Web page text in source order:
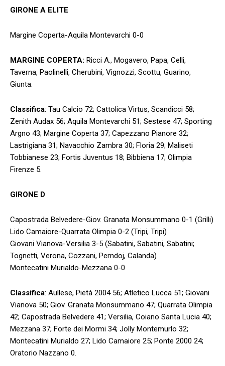
GIRONE A ELITE
Margine Coperta-Aquila Montevarchi 0-0
MARGINE COPERTA: Ricci A., Mogavero, Papa, Celli,
Taverna, Paolinelli, Cherubini, Vignozzi, Scottu, Guarino,
Giunta.
Classifica: Tau Calcio 72; Cattolica Virtus, Scandicci 58;
Zenith Audax 56; Aquila Montevarchi 51; Sestese 47; Sporting
Argno 43; Margine Coperta 37; Capezzano Pianore 32;
Lastrigiana 31; Navacchio Zambra 30; Floria 29; Maliseti
Tobbianese 23; Fortis Juventus 18; Bibbiena 17; Olimpia
Firenze 5.
GIRONE D
Capostrada Belvedere-Giov. Granata Monsummano 0-1 (Grilli)
Lido Camaiore-Quarrata Olimpia 0-2 (Tripi, Tripi)
Giovani Vianova-Versilia 3-5 (Sabatini, Sabatini, Sabatini;
Tognetti, Verona, Cozzani, Perndoj, Calanda)
Montecatini Murialdo-Mezzana 0-0
Classifica: Aullese, Pietà 2004 56; Atletico Lucca 51; Giovani
Vianova 50; Giov. Granata Monsummano 47; Quarrata Olimpia
42; Capostrada Belvedere 41; Versilia, Coiano Santa Lucia 40;
Mezzana 37; Forte dei Mormi 34; Jolly Montemurlo 32;
Montecatini Murialdo 27; Lido Camaiore 25; Ponte 2000 24;
Oratorio Nazzano 0.